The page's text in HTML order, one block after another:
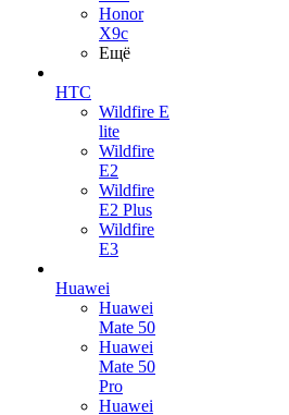
Honor
X9c
Ещё
HTC
Wildfire E
lite
Wildfire
E2
Wildfire
E2 Plus
Wildfire
E3
Huawei
Huawei
Mate 50
Huawei
Mate 50
Pro
Huawei